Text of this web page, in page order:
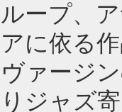
ループ、
アに依る
ヴァージ
りジャズ